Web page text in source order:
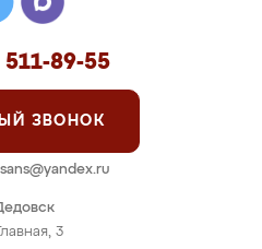
3
511-89-55
ЗВОНОК